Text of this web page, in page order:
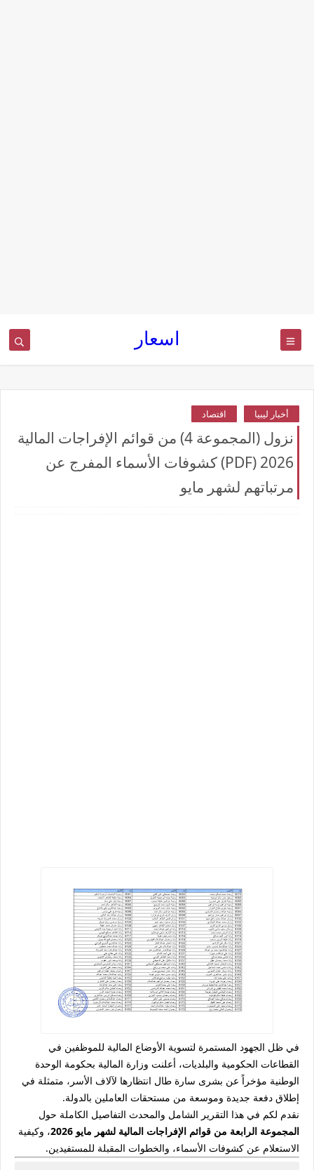
اسعار
أخبار ليبيا اقتصاد
نزول (المجموعة 4) من قوائم الإفراجات المالية
2026 (PDF) كشوفات الأسماء المفرج عن
مرتباتهم لشهر مايو
في ظل الجهود المستمرة لتسوية الأوضاع المالية للموظفين في
القطاعات الحكومية والبلديات، أعلنت وزارة المالية بحكومة الوحدة
الوطنية مؤخراً عن بشرى سارة طال انتظارها لآلاف الأسر، متمثلة في
إطلاق دفعة جديدة وموسعة من مستحقات العاملين بالدولة.
نقدم لكم في هذا التقرير الشامل والمحدث التفاصيل الكاملة حول
المجموعة الرابعة من قوائم الإفراجات المالية لشهر مايو 2026
، وكيفية
الاستعلام عن كشوفات الأسماء، والخطوات المقبلة للمستفيدين.